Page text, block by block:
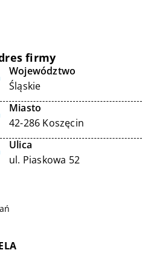
firmy
Województwo
Śląskie
Miasto
42-286 Koszęcin
Ulica
ul. Piaskowa 52